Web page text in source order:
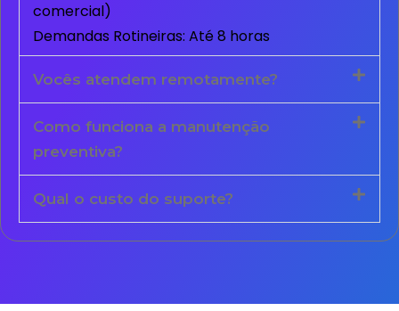
comercial)
Demandas Rotineiras: Até 8 horas
Vocês atendem remotamente?
Como funciona a manutenção
preventiva?
Qual o custo do suporte?